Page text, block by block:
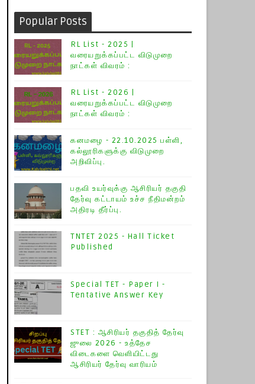
Popular Posts
RL List - 2025 |
வரையறுக்கப்பட்ட விடுமுறை
நாட்கள் விவரம் :
RL List - 2026 |
வரையறுக்கப்பட்ட விடுமுறை
நாட்கள் விவரம் :
கனமழை - 22.10.2025 பள்ளி,
கல்லூரிகளுக்கு விடுமுறை
அறிவிப்பு.
பதவி உயர்வுக்கு ஆசிரியர் தகுதி
தேர்வு கட்டாயம் உச்ச நீதிமன்றம்
அதிரடி தீர்ப்பு.
TNTET 2025 - Hall Ticket
Published
Special TET - Paper I -
Tentative Answer Key
STET : ஆசிரியர் தகுதித் தேர்வு
ஜுலை 2026 - உத்தேச
விடைகளை வெளியிட்டது
ஆசிரியர் தேர்வு வாரியம்